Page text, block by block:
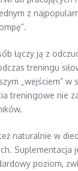
z
łączy ją z
treningu
„wejściem” w
treningowe nie
naturalnie w
Suplementacja
poziom,